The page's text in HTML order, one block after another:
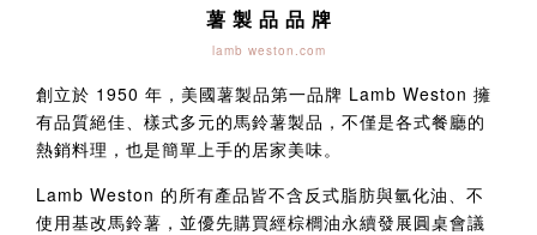
薯 製 品 品 牌
lamb weston.com
創立於 1950 年，美國薯製品第一品牌 Lamb Weston 擁
有品質絕佳、樣式多元的馬鈴薯製品，不僅是各式餐廳的
熱銷料理，也是簡單上手的居家美味。
Lamb Weston 的所有產品皆不含反式脂肪與氫化油、不
使用基改馬鈴薯，並優先購買經棕櫚油永續發展圓桌會議